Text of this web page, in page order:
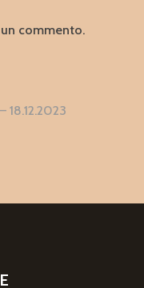
commento.
18.12.2023